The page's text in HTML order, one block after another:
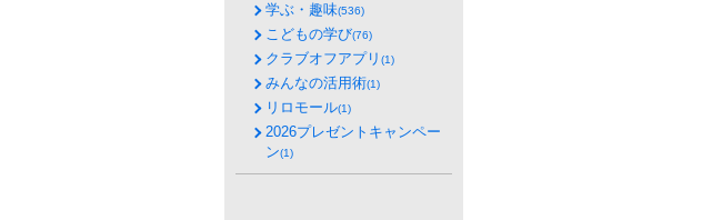
学ぶ・趣味(536)
こどもの学び(76)
クラブオフアプリ (1)
みんなの活用術(1)
リロモール(1)
2026プレゼントキャンペー
ン(1)